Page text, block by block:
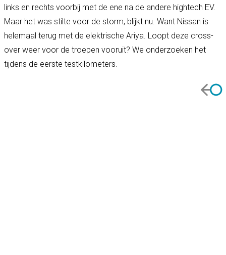
links en rechts voorbij met de ene na de andere hightech EV.
Maar het was stilte voor de storm, blijkt nu. Want Nissan is
helemaal terug met de elektrische Ariya. Loopt deze cross-
over weer voor de troepen vooruit? We onderzoeken het
tijdens de eerste testkilometers.